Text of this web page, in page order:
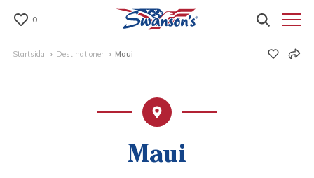
0
Startsida Destinationer Maui
Maui